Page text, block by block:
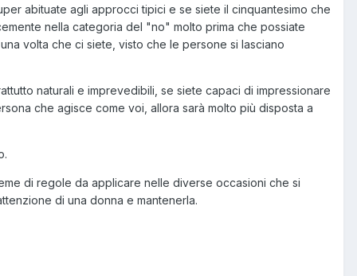
abituate agli approcci tipici e se siete il cinquantesimo che
nella categoria del "no" molto prima che possiate
volta che ci siete, visto che le persone si lasciano
naturali e imprevedibili, se siete capaci di impressionare
che agisce come voi, allora sarà molto più disposta a
di regole da applicare nelle diverse occasioni che si
di una donna e mantenerla.